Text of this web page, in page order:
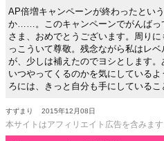
AP倍増キャンペーンが終わったとい
か……。このキャンペーンでがんばっ
さま、おめでとうございます。周り
っこういて尊敬。残念ながら私はレ
が、少しは補えたのでヨシとします
いつやってくるのかを気にしている
ろには、きっと自分も手にしているこ
すずまり 2015年12月08日
本サイトはアフィリエイト広告を含みます